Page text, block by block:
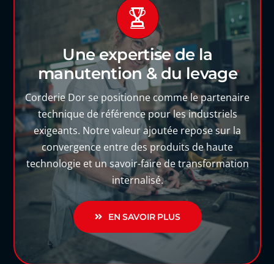
Une expertise de la
manutention & du levage
Corderie Dor se positionne comme le partenaire
technique de référence pour les industriels
exigeants. Notre valeur ajoutée repose sur la
convergence entre des produits de haute
technologie et un savoir-faire de transformation
internalisé.
EN SAVOIR PLUS